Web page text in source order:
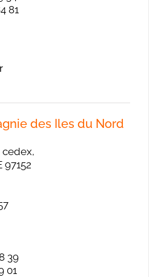
81
des Iles du Nord
97152
39
01